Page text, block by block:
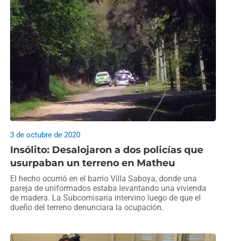
Insólito: Desalojaron a dos policías que
usurpaban un terreno en Matheu
3 de octubre de 2020
El hecho ocurrió en el barrio Villa Saboya, donde una
pareja de uniformados estaba levantando una vivienda
de madera. La Subcomisaría intervino luego de que el
dueño del terreno denunciara la ocupación.